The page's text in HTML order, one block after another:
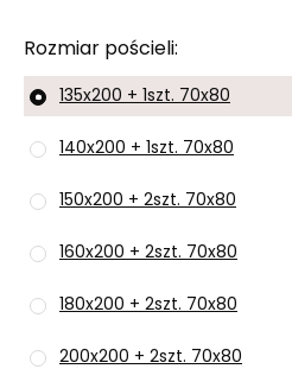
Rozmiar pościeli
135x200 + 1szt. 70x80
140x200 + 1szt. 70x80
150x200 + 2szt. 70x80
160x200 + 2szt. 70x80
180x200 + 2szt. 70x80
200x200 + 2szt. 70x80